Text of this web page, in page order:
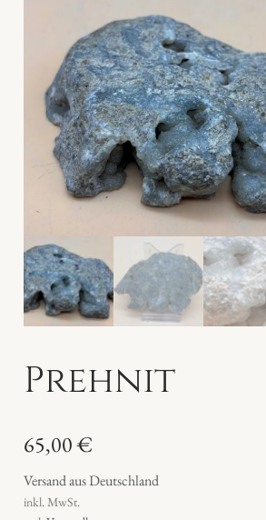
Prehnit
65,00€
Versand aus Deutschland
inkl. MwSt.